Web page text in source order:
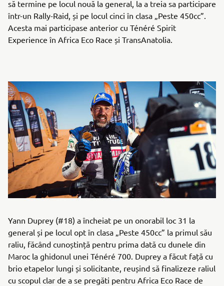
să termine pe locul nouă la general, la a treia sa participare
într-un Rally-Raid, și pe locul cinci în clasa „Peste 450cc”.
Acesta mai participase anterior cu Ténéré Spirit
Experience în Africa Eco Race și TransAnatolia.
Yann Duprey (#18) a încheiat pe un onorabil loc 31 la
general și pe locul opt în clasa „Peste 450cc” la primul său
raliu, făcând cunoștință pentru prima dată cu dunele din
Maroc la ghidonul unei Ténéré 700. Duprey a făcut față cu
brio etapelor lungi și solicitante, reușind să finalizeze raliul
cu scopul clar de a se pregăti pentru Africa Eco Race de